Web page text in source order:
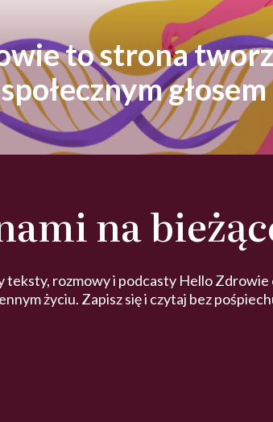
to strona
na
teksty, rozmowy i podcasty Hello Zdrowie
życiu. Zapisz się i czytaj bez